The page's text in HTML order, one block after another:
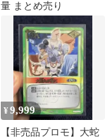
量 まとめ売り
¥9,999
【非売品プロモ】大蛇